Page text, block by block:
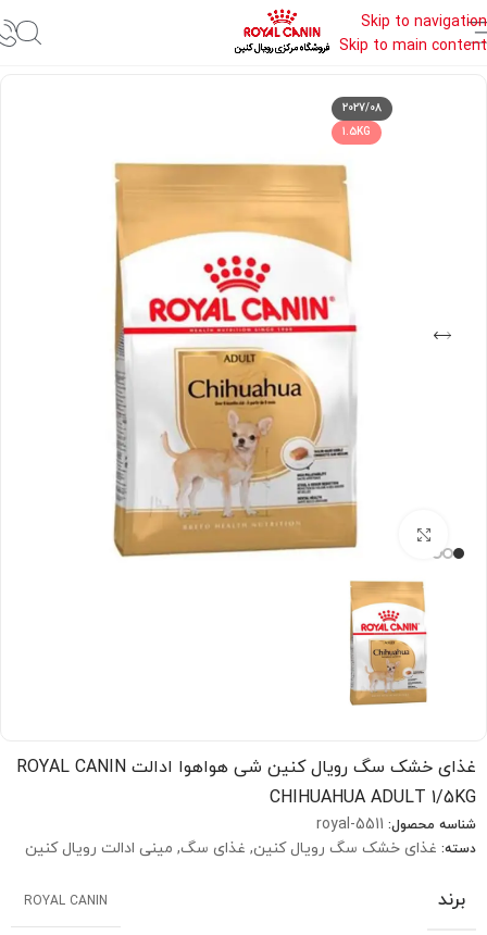
Skip to navigation
Skip to main content
خانه غذای خشک سگ رویال کنین
2027/08
1.5KG
غذای خشک سگ رویال کنین شی هواهوا ادالت ROYAL CANIN
CHIHUAHUA ADULT 1/5KG
شناسه محصول: royal-5511
دسته: غذای خشک سگ رویال کنین, غذای سگ, مینی ادالت رویال کنین
برند ROYAL CANIN